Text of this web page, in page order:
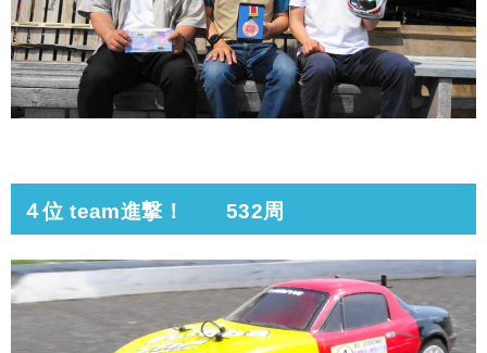
４位 team進撃！ 532周